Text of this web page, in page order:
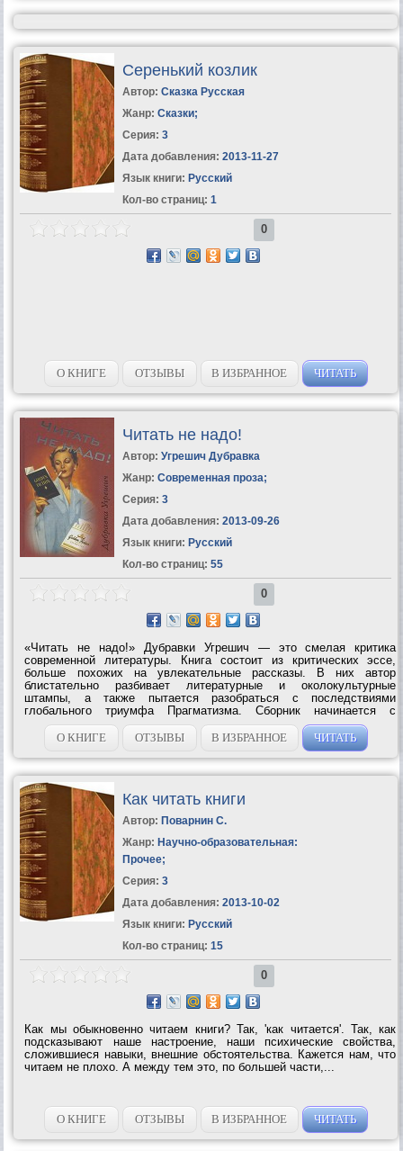
Серенький козлик
Автор: Сказка Русская
Жанр: Сказки;
Серия: 3
Дата добавления: 2013-11-27
Язык книги: Русский
Кол-во страниц: 1
0
О КНИГЕ ОТЗЫВЫ В ИЗБРАННОЕ ЧИТАТЬ
Читать не надо!
Автор: Угрешич Дубравка
Жанр: Современная проза;
Серия: 3
Дата добавления: 2013-09-26
Язык книги: Русский
Кол-во страниц: 55
0
«Читать не надо!» Дубравки Угрешич — это смелая критика
современной литературы. Книга состоит из критических эссе,
больше похожих на увлекательные рассказы. В них автор
блистательно разбивает литературные и околокультурные
штампы, а также пытается разобраться с последствиями
глобального триумфа Прагматизма. Сборник начинается с
остроумной критики книгоиздательского дела, от которой Угрешич
переходит к гораздо более серьезным...
О КНИГЕ ОТЗЫВЫ В ИЗБРАННОЕ ЧИТАТЬ
Как читать книги
Автор: Поварнин С.
Жанр: Научно-образовательная:
Прочее;
Серия: 3
Дата добавления: 2013-10-02
Язык книги: Русский
Кол-во страниц: 15
0
Как мы обыкновенно читаем книги? Так, 'как читается'. Так, как
подсказывают наше настроение, наши психические свойства,
сложившиеся навыки, внешние обстоятельства. Кажется нам, что
читаем не плохо. А между тем это, по большей части,...
О КНИГЕ ОТЗЫВЫ В ИЗБРАННОЕ ЧИТАТЬ